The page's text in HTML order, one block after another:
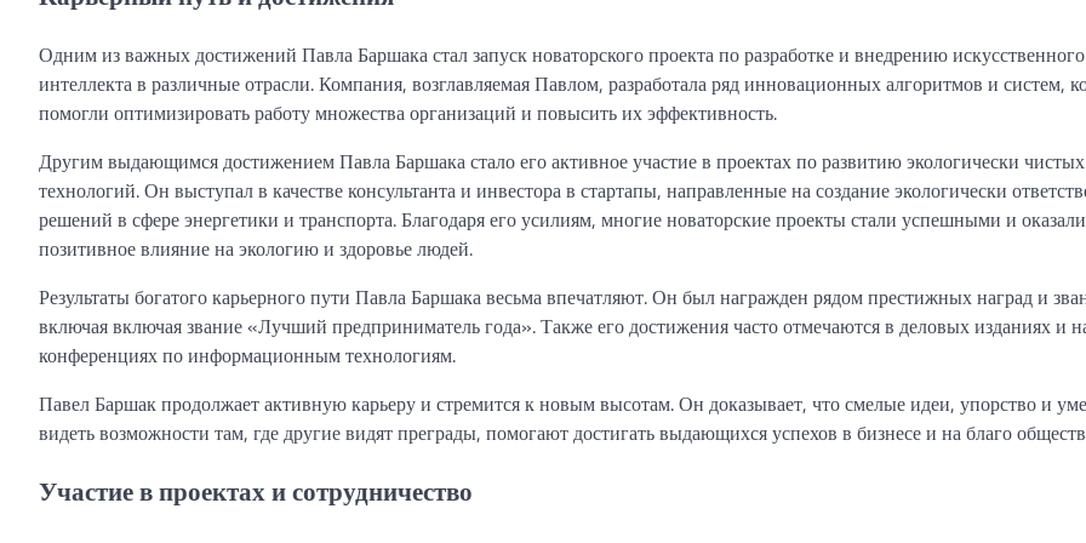
Одним из важных достижений Павла Баршака стал запуск новаторского проекта по разработке и внедрению искусственного
интеллекта в различные отрасли. Компания, возглавляемая Павлом, разработала ряд инновационных алгоритмов и систем,
помогли оптимизировать работу множества организаций и повысить их эффективность.
Другим выдающимся достижением Павла Баршака стало его активное участие в проектах по развитию экологически чистых
технологий. Он выступал в качестве консультанта и инвестора в стартапы, направленные на создание экологически
решений в сфере энергетики и транспорта. Благодаря его усилиям, многие новаторские проекты стали успешными и оказали
позитивное влияние на экологию и здоровье людей.
Результаты богатого карьерного пути Павла Баршака весьма впечатляют. Он был награжден рядом престижных наград и
включая включая звание «Лучший предприниматель года». Также его достижения часто отмечаются в деловых изданиях и
конференциях по информационным технологиям.
Павел Баршак продолжает активную карьеру и стремится к новым высотам. Он доказывает, что смелые идеи, упорство и
видеть возможности там, где другие видят преграды, помогают достигать выдающихся успехов в бизнесе и на благо
Участие в проектах и сотрудничество